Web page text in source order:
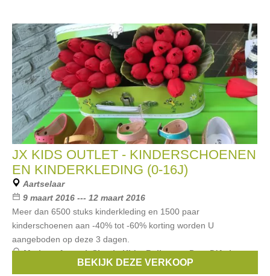
JX KIDS OUTLET - KINDERSCHOENEN
EN KINDERKLEDING (0-16J)
Aartselaar
9 maart 2016 --- 12 maart 2016
Meer dan 6500 stuks kinderkleding en 1500 paar
kinderschoenen aan -40% tot -60% korting worden U
aangeboden op deze 3 dagen.
Merken:Armani,Simple Kids,Bellerose,Pom D'Api,
BEKIJK DEZE VERKOOP